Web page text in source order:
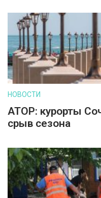
НОВОСТИ
АТОР: курорты
срыв сезона